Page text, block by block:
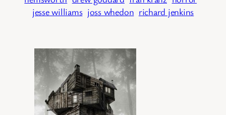
jesse williams joss whedon richard jenkins